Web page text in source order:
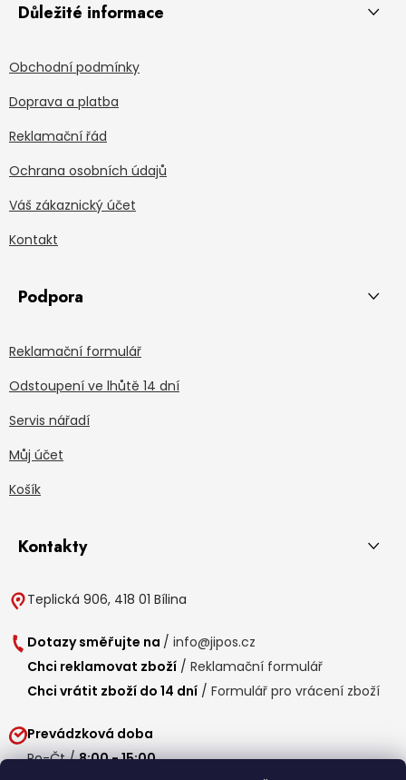
Důležité informace
Obchodní podmínky
Doprava a platba
Reklamační řád
Ochrana osobních údajů
Váš zákaznický účet
Kontakt
Podpora
Reklamační formulář
Odstoupení ve lhůtě 14 dní
Servis nářadí
Můj účet
Košík
Kontakty
Teplická 906, 418 01 Bílina
Dotazy směřujte na / info@jipos.cz
Chci reklamovat zboží / Reklamační formulář
Chci vrátit zboží do 14 dní / Formulář pro vrácení zboží
Prevádzková doba
Po-Čt /8:00 - 15:00